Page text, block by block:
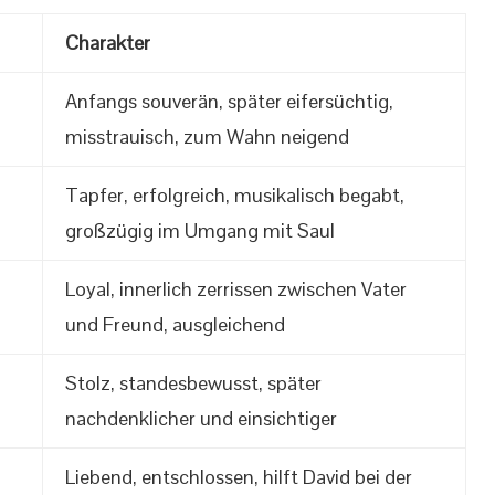
Charakter
Anfangs souverän, später eifersüchtig,
misstrauisch, zum Wahn neigend
Tapfer, erfolgreich, musikalisch begabt,
großzügig im Umgang mit Saul
Loyal, innerlich zerrissen zwischen Vater
und Freund, ausgleichend
Stolz, standesbewusst, später
nachdenklicher und einsichtiger
Liebend, entschlossen, hilft David bei der